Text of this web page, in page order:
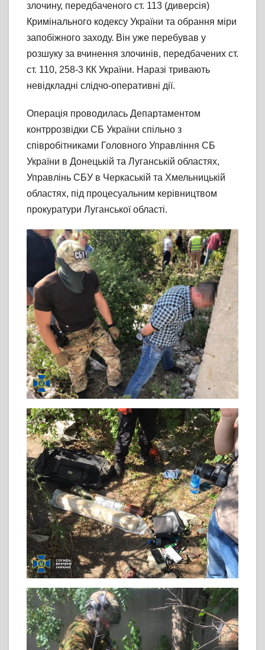
злочину, передбаченого ст. 113 (диверсія)
Кримінального кодексу України та обрання міри
запобіжного заходу. Він уже перебував у
розшуку за вчинення злочинів, передбачених ст.
ст. 110, 258-3 КК України. Наразі тривають
невідкладні слідчо-оперативні дії.
Операція проводилась Департаментом
контррозвідки СБ України спільно з
співробітниками Головного Управління СБ
України в Донецькій та Луганській областях,
Управлінь СБУ в Черкаській та Хмельницькій
областях, під процесуальним керівництвом
прокуратури Луганської області.